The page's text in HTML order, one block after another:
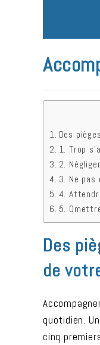
Des
1. Trop
2.
3. Ne
4.
5.
Des
de
quotidien.
cinq